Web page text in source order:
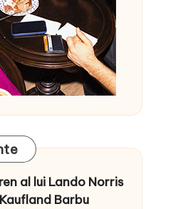
al lui Lando Norris
Barbu